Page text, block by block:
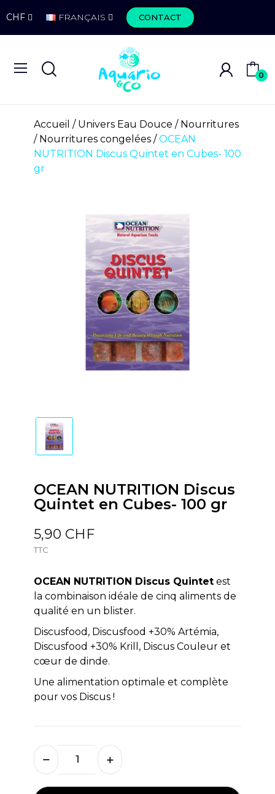
CHF FRANÇAIS CONTACT
0
Accueil Univers Eau Douce
Nourritures
Nourritures congelées
OCEAN
NUTRITION Discus Quintet en Cubes- 100
gr
OCEAN NUTRITION Discus
Quintet en Cubes- 100 gr
5,90 CHF
TTC
OCEAN NUTRITION Discus Quintetest
la combinaison idéale de cinq aliments de
qualité en un blister.
Discusfood, Discusfood +30% Artémia,
Discusfood +30% Krill, Discus Couleur et
cœur de dinde.
Une alimentation optimale et complète
pour vos Discus !